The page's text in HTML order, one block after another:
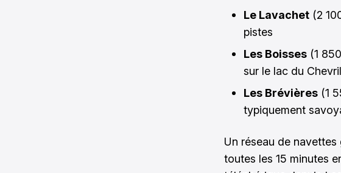
Le Lavachet (2
pistes
Les Boisses (1
sur le lac du Chevril
Les Brévières (1
typiquement
Un réseau de
toutes les 15 minutes